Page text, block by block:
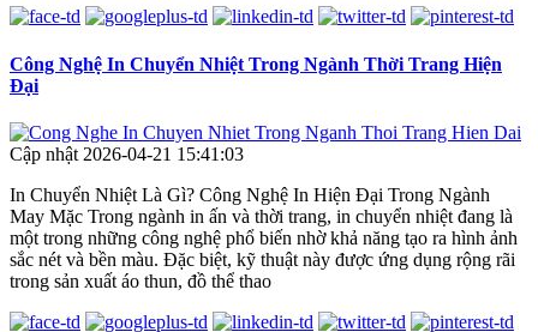
Công Nghệ In Chuyển Nhiệt Trong Ngành Thời Trang Hiện
Đại
Cập nhật 2026-04-21 15:41:03
In Chuyển Nhiệt Là Gì? Công Nghệ In Hiện Đại Trong Ngành
May Mặc Trong ngành in ấn và thời trang, in chuyển nhiệt đang là
một trong những công nghệ phổ biến nhờ khả năng tạo ra hình ảnh
sắc nét và bền màu. Đặc biệt, kỹ thuật này được ứng dụng rộng rãi
trong sản xuất áo thun, đồ thể thao